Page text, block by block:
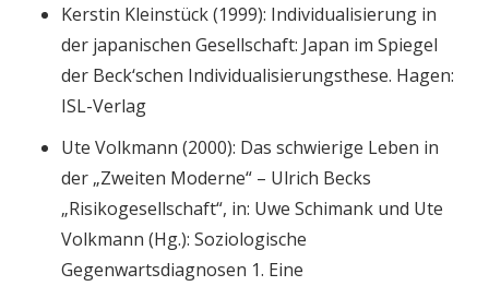
Kerstin Kleinstück (1999): Individualisierung in
der japanischen Gesellschaft: Japan im Spiegel
der Beck‘schen Individualisierungsthese. Hagen:
ISL-Verlag
Ute Volkmann (2000): Das schwierige Leben in
der „Zweiten Moderne“ – Ulrich Becks
„Risikogesellschaft“, in: Uwe Schimank und Ute
Volkmann (Hg.): Soziologische
Gegenwartsdiagnosen 1. Eine